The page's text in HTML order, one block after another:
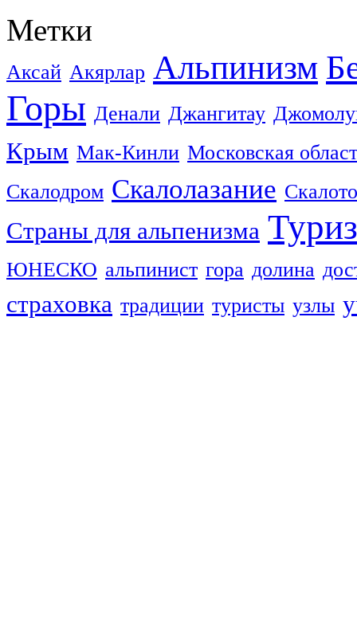
Метки
Аксай Акярлар Альпинизм
Горы Денали Джангитау
Крым Мак-Кинли Московская
Скалодром Скалолазание
Страны для альпенизма
ЮНЕСКО альпинист гора долина
страховка традиции туристы узлы